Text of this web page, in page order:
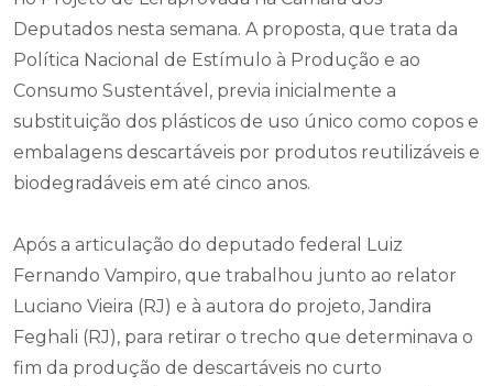
Deputados nesta semana. A proposta, que trata da
Política Nacional de Estímulo à Produção e ao
Consumo Sustentável, previa inicialmente a
substituição dos plásticos de uso único como copos e
embalagens descartáveis por produtos reutilizáveis e
biodegradáveis em até cinco anos.
Após a articulação do deputado federal Luiz
Fernando Vampiro, que trabalhou junto ao relator
Luciano Vieira (RJ) e à autora do projeto, Jandira
Feghali (RJ), para retirar o trecho que determinava o
fim da produção de descartáveis no curto